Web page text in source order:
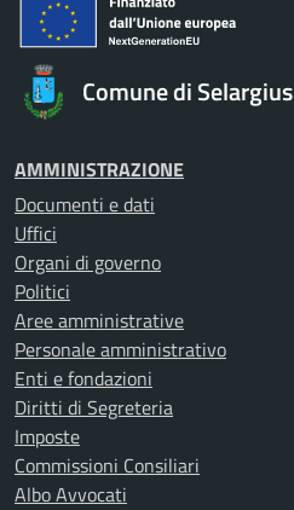
Comune di Selargius
AMMINISTRAZIONE
Documenti e dati
Uffici
Organi di governo
Politici
Aree amministrative
Personale amministrativo
Enti e fondazioni
Diritti di Segreteria
Imposte
Commissioni Consiliari
Albo Avvocati